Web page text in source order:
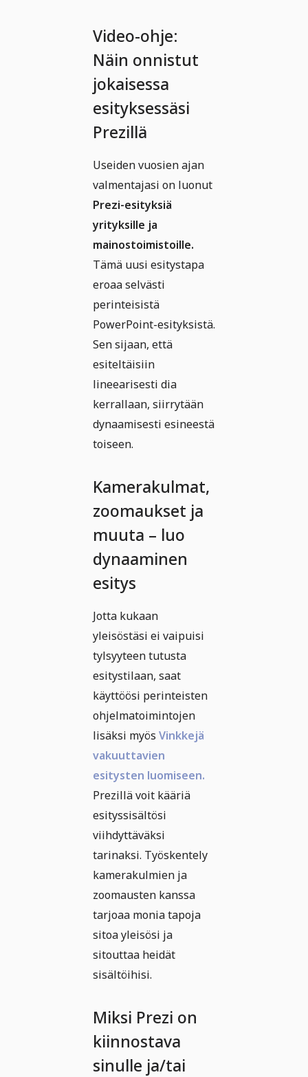
Video-ohje:
Näin onnistut
jokaisessa
esityksessäsi
Prezillä
Useiden vuosien ajan
valmentajasi on luonut
Prezi-esityksiä
yrityksille ja
mainostoimistoille.
Tämä uusi esitystapa
eroaa selvästi
perinteisistä
PowerPoint-esityksistä.
Sen sijaan, että
esiteltäisiin
lineearisesti dia
kerrallaan, siirrytään
dynaamisesti esineestä
toiseen.
Kamerakulmat,
zoomaukset ja
muuta – luo
dynaaminen
esitys
Jotta kukaan
yleisöstäsi ei vaipuisi
tylsyyteen tutusta
esitystilaan, saat
käyttöösi perinteisten
ohjelmatoimintojen
lisäksi myös Vinkkejä
vakuuttavien
esitysten luomiseen.
Prezillä voit kääriä
esityssisältösi
viihdyttäväksi
tarinaksi. Työskentely
kamerakulmien ja
zoomausten kanssa
tarjoaa monia tapoja
sitoa yleisösi ja
sitouttaa heidät
sisältöihisi.
Miksi Prezi on
kiinnostava
sinulle ja/tai